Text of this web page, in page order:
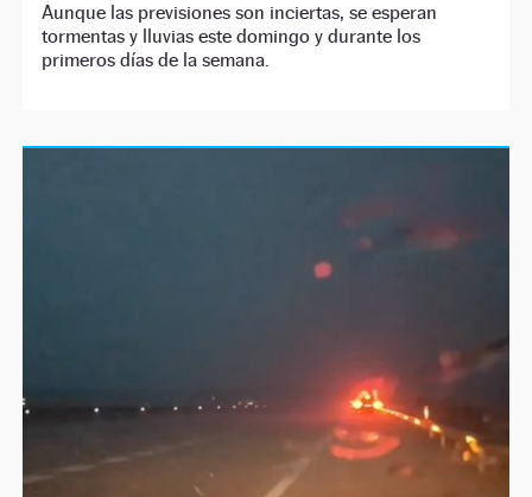
Aunque las previsiones son inciertas, se esperan
tormentas y lluvias este domingo y durante los
primeros días de la semana.